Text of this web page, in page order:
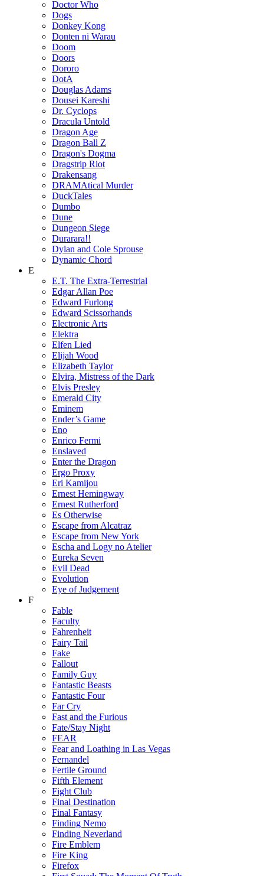
Doctor Who
Dogs
Donkey Kong
Donten ni Warau
Doom
Doors
Dororo
DotA
Douglas Adams
Dousei Kareshi
Dr. Cyclops
Dracula Untold
Dragon Age
Dragon Ball Z
Dragon's Dogma
Dragstrip Riot
Drakensang
DRAMAtical Murder
DuckTales
Dumbo
Dune
Dungeon Siege
Durarara!!
Dylan and Cole Sprouse
Dynamic Chord
E
E.T. The Extra-Terrestrial
Edgar Allan Poe
Edward Furlong
Edward Scissorhands
Electronic Arts
Elektra
Elfen Lied
Elijah Wood
Elizabeth Taylor
Elvira, Mistress of the Dark
Elvis Presley
Emerald City
Eminem
Ender’s Game
Eno
Enrico Fermi
Enslaved
Enter the Dragon
Ergo Proxy
Eri Kamijou
Ernest Hemingway
Ernest Rutherford
Es Otherwise
Escape from Alcatraz
Escape from New York
Escha and Logy no Atelier
Eureka Seven
Evil Dead
Evolution
Eye of Judgement
F
Fable
Faculty
Fahrenheit
Fairy Tail
Fake
Fallout
Family Guy
Fantastic Beasts
Fantastic Four
Far Cry
Fast and the Furious
Fate/Stay Night
FEAR
Fear and Loathing in Las Vegas
Fernandel
Fertile Ground
Fifth Element
Fight Club
Final Destination
Final Fantasy
Finding Nemo
Finding Neverland
Fire Emblem
Fire King
Firefox